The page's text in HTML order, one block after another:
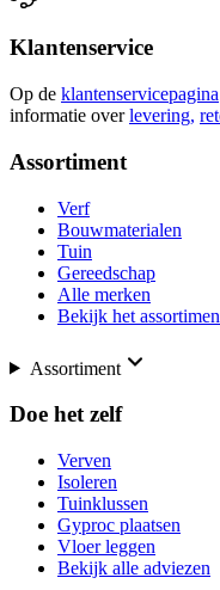
Klantenservice
Op de klantenservicepagina
informatie over levering,
Assortiment
Verf
Bouwmaterialen
Tuin
Gereedschap
Alle merken
Bekijk het
Assortiment
Doe het zelf
Verven
Isoleren
Tuinklussen
Gyproc plaatsen
Vloer leggen
Bekijk alle adviezen